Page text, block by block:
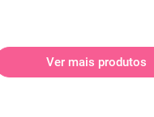
Ver mais produtos